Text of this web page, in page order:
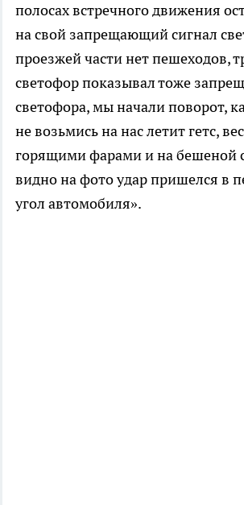
полосах встречного движения
на свой запрещающий сигнал
проезжей части нет пешеходов,
светофор показывал тоже
светофора, мы начали поворот,
не возьмись на нас летит гетс,
горящими фарами и на бешеной
видно на фото удар пришелся в
угол автомобиля».